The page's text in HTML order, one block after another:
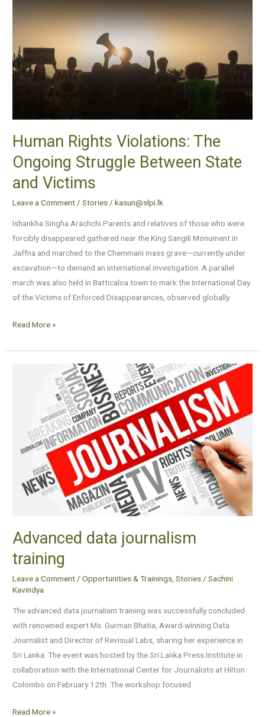
Human Rights Violations: The
Ongoing Struggle Between State
and Victims
Leave a Comment /Stories /kasun@slpi.lk
Ishankha Singha Arachchi Parents and relatives of those who were
forcibly disappeared gathered near the King Sangili Monument in
Jaffna and marched to the Chemmani mass grave—currently under
excavation—to demand an international investigation. A parallel
march was also held in Batticaloa town to mark the International Day
of the Victims of Enforced Disappearances, observed globally
Violations:
Ongoing
Struggle
Between
Read More »
Advanced data journalism
training
Leave a Comment /Opportunities & Trainings ,Stories /Sachini
Kavindya
The advanced data journalism training was successfully concluded
with renowned expert Ms. Gurman Bhatia, Award-winning Data
Journalist and Director of Revisual Labs, sharing her experience in
Sri Lanka. The event was hosted by the Sri Lanka Press Institute in
collaboration with the International Center for Journalists at Hilton
Colombo on February 12th. The workshop focused
Read More »